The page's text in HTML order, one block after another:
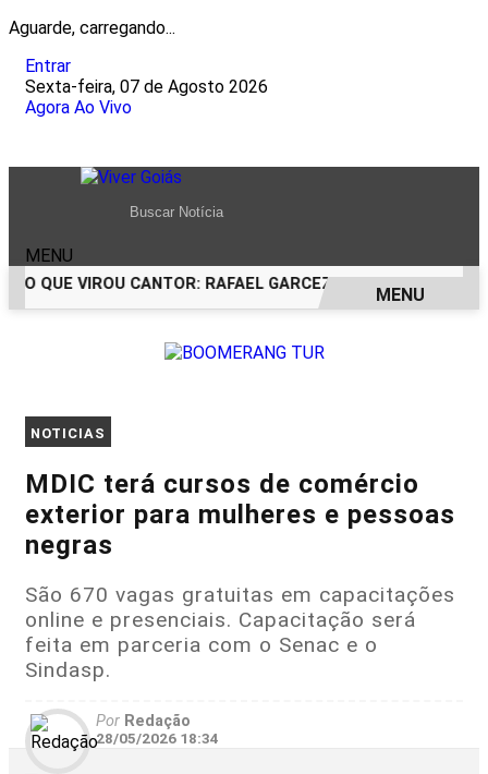
Aguarde, carregando...
Entrar
Sexta-feira, 07 de Agosto 2026
Agora Ao Vivo
MENU
QUE VIROU CANTOR: RAFAEL GARCEZ CELEBRA 24 ANOS
MENU
NOTICIAS
MDIC terá cursos de comércio
exterior para mulheres e pessoas
negras
São 670 vagas gratuitas em capacitações
online e presenciais. Capacitação será
feita em parceria com o Senac e o
Sindasp.
Por Redação
28/05/2026 18:34